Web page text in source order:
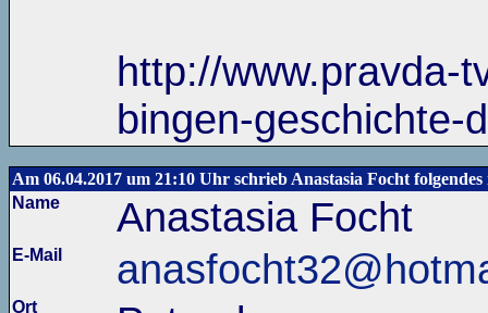
http://www.pravda-
bingen-geschichte-
Am 06.04.2017 um 21:10 Uhr schrieb Anastasia Focht folgendes
Name
Anastasia Focht
E-Mail
Ort